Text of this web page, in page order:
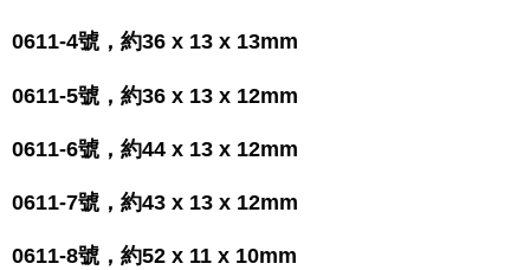
0611-4號，約36 x 13 x 13mm
0611-5號，約36 x 13 x 12mm
0611-6號，約44 x 13 x 12mm
0611-7號，約43 x 13 x 12mm
0611-8號，約52 x 11 x 10mm